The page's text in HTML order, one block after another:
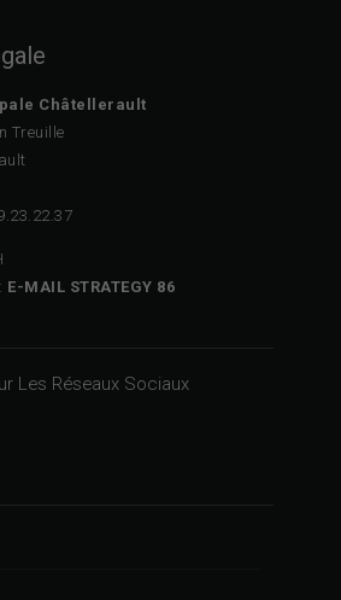
Châtellerault
Treuille
E-MAIL STRATEGY 86
Les Réseaux Sociaux